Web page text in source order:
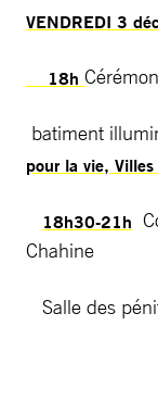
VENDREDI 3
18h
batiment
pour la vie,
18h30-21h
Chahine
Salle des